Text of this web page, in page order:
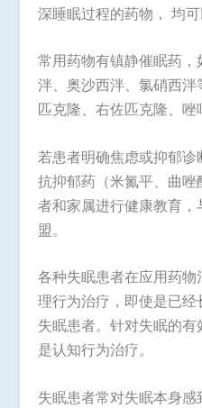
深睡眠过程的药物， 均可
常用药物有镇静催眠药
泮、奥沙西泮、氯硝西
匹克隆、右佐匹克隆、唑
若患者明确焦虑或抑郁
抗抑郁药（米氮平、曲
者和家属进行健康教育
盟。
各种失眠患者在应用药
理行为治疗，即使是已
失眠患者。针对失眠的
是认知行为治疗。
失眠患者常对失眠本身